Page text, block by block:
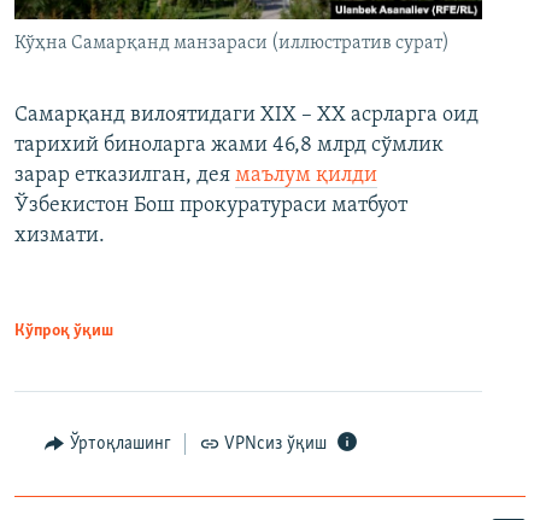
Кўҳна Самарқанд манзараси (иллюстратив сурат)
Самарқанд вилоятидаги XIX – XX асрларга оид
тарихий биноларга жами 46,8 млрд сўмлик
зарар етказилган, дея маълум қилди
Ўзбекистон Бош прокуратураси матбуот
хизмати.
Кўпроқ ўқиш
Ўртоқлашинг VPNсиз ўқиш